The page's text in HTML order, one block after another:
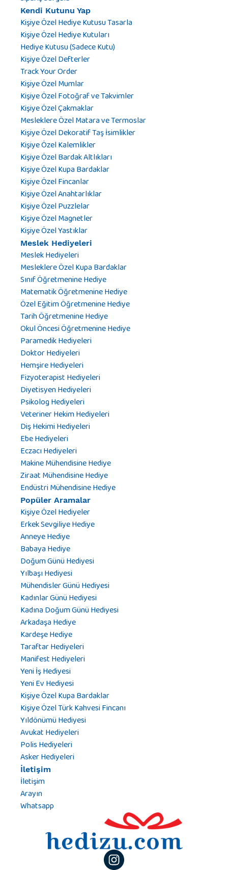
Kendi Kutunu Yap
Kişiye Özel Hediye Kutusu Tasarla
Kişiye Özel Hediye Kutuları
Hediye Kutusu (Sadece Kutu)
Kişiye Özel Defterler
Track Your Order
Kişiye Özel Mumlar
Kişiye Özel Fotoğraf ve Takvimler
Kişiye Özel Çakmaklar
Mesleklere Özel Matara ve Termoslar
Kişiye Özel Dekoratif Taş İsimlikler
Kişiye Özel Kalemlikler
Kişiye Özel Bardak Altlıkları
Kişiye Özel Kupa Bardaklar
Kişiye Özel Fincanlar
Kişiye Özel Anahtarlıklar
Kişiye Özel Puzzlelar
Kişiye Özel Magnetler
Kişiye Özel Yastıklar
Meslek Hediyeleri
Meslek Hediyeleri
Mesleklere Özel Kupa Bardaklar
Sınıf Öğretmenine Hediye
Matematik Öğretmenine Hediye
Özel Eğitim Öğretmenine Hediye
Tarih Öğretmenine Hediye
Okul Öncesi Öğretmenine Hediye
Paramedik Hediyeleri
Doktor Hediyeleri
Hemşire Hediyeleri
Fizyoterapist Hediyeleri
Diyetisyen Hediyeleri
Psikolog Hediyeleri
Veteriner Hekim Hediyeleri
Diş Hekimi Hediyeleri
Ebe Hediyeleri
Eczacı Hediyeleri
Makine Mühendisine Hediye
Ziraat Mühendisine Hediye
Endüstri Mühendisine Hediye
Popüler Aramalar
Kişiye Özel Hediyeler
Erkek Sevgiliye Hediye
Anneye Hediye
Babaya Hediye
Doğum Günü Hediyesi
Yılbaşı Hediyesi
Mühendisler Günü Hediyesi
Kadınlar Günü Hediyesi
Kadına Doğum Günü Hediyesi
Arkadaşa Hediye
Kardeşe Hediye
Taraftar Hediyeleri
Manifest Hediyeleri
Yeni İş Hediyesi
Yeni Ev Hediyesi
Kişiye Özel Kupa Bardaklar
Kişiye Özel Türk Kahvesi Fincanı
Yıldönümü Hediyesi
Avukat Hediyeleri
Polis Hediyeleri
Asker Hediyeleri
İletişim
İletişim
Arayın
Whatsapp